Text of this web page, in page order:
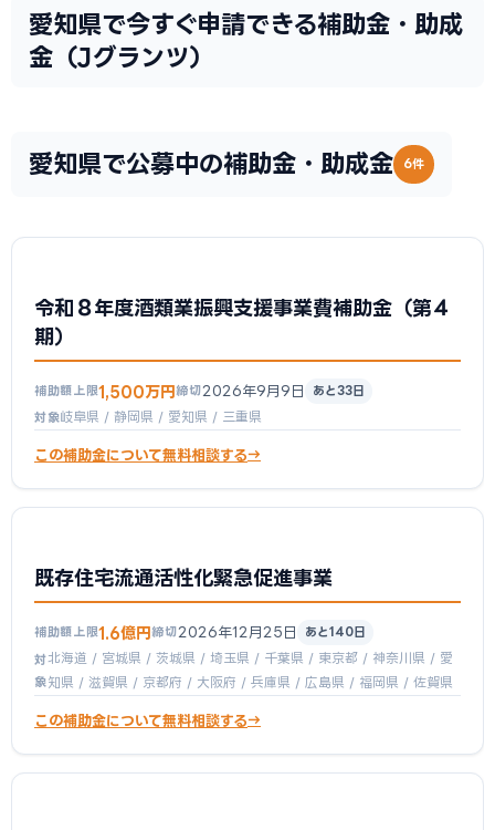
愛知県で今すぐ申請できる補助金・助成
金（Jグランツ）
愛知県で公募中の補助金・助成金 6件
令和８年度酒類業振興支援事業費補助金（第４
期）
補助額上限1,500万円締切 2026年9月9日
あと33日
対象岐阜県 / 静岡県 / 愛知県 / 三重県
この補助金について無料相談する
既存住宅流通活性化緊急促進事業
補助額上限1.6億円締切 2026年12月25日 あと140日
対
象
北海道 / 宮城県 / 茨城県 / 埼玉県 / 千葉県 / 東京都 / 神奈川県 / 愛
知県 / 滋賀県 / 京都府 / 大阪府 / 兵庫県 / 広島県 / 福岡県 / 佐賀県
この補助金について無料相談する